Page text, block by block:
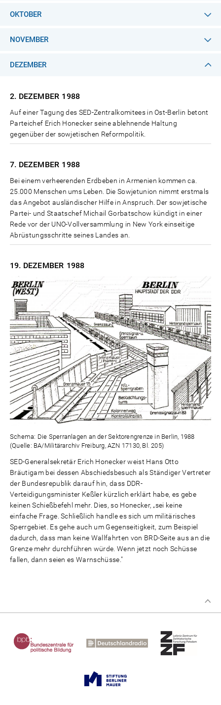
OKTOBER
NOVEMBER
DEZEMBER
2. DEZEMBER 1988
Auf einer Tagung des SED-Zentralkomitees in Ost-Berlin betont
Parteichef Erich Honecker seine ablehnende Haltung
gegenüber der sowjetischen Reformpolitik.
7. DEZEMBER 1988
Bei einem verheerenden Erdbeben in Armenien kommen ca.
25.000 Menschen ums Leben. Die Sowjetunion nimmt erstmals
das Angebot ausländischer Hilfe in Anspruch. Der sowjetische
Partei- und Staatschef Michail Gorbatschow kündigt in einer
Rede vor der UNO-Vollversammlung in New York einseitige
Abrüstungsschritte seines Landes an.
19. DEZEMBER 1988
Schema: Die Sperranlagen an der Sektorengrenze in Berlin, 1988
(Quelle: BA/Militärarchiv Freiburg, AZN 17130, Bl. 205)
SED-Generalsekretär Erich Honecker weist Hans Otto
Bräutigam bei dessen Abschiedsbesuch als Ständiger Vertreter
der Bundesrepublik darauf hin, dass DDR-
Verteidigungsminister Keßler kürzlich erklärt habe, es gebe
keinen Schießbefehl mehr. Dies, so Honecker, „sei keine
einfache Frage. Schließlich handle es sich um militärisches
Sperrgebiet. Es gehe auch um Gegenseitigkeit, zum Beispiel
dadurch, dass man keine Wallfahrten von BRD-Seite aus an die
Grenze mehr durchführen würde. Wenn jetzt noch Schüsse
fallen, dann seien es Warnschüsse."